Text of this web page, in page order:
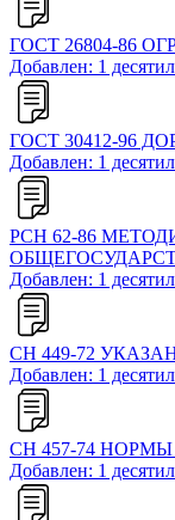
ГОСТ 26804-86
Добавлен: 1
ГОСТ 30412-96
Добавлен: 1
РСН 62-86
Добавлен: 1
СН 449-72
Добавлен: 1
СН 457-74
Добавлен: 1